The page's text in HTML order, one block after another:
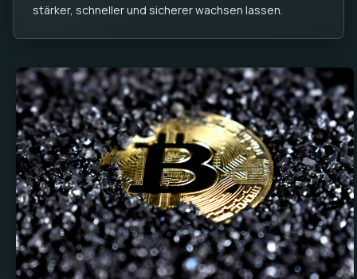
stärker, schneller und sicherer wachsen lassen.